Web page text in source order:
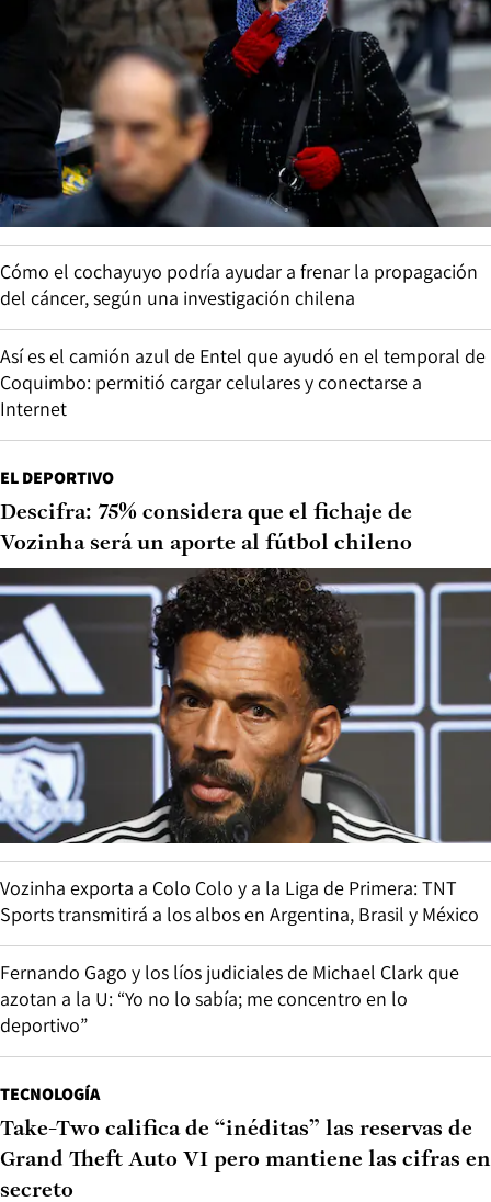
Cómo el cochayuyo podría ayudar a frenar la propagación
del cáncer, según una investigación chilena
Así es el camión azul de Entel que ayudó en el temporal de
Coquimbo: permitió cargar celulares y conectarse a
Internet
EL DEPORTIVO
Descifra: 75% considera que el fichaje de
Vozinha será un aporte al fútbol chileno
Vozinha exporta a Colo Colo y a la Liga de Primera: TNT
Sports transmitirá a los albos en Argentina, Brasil y México
Fernando Gago y los líos judiciales de Michael Clark que
azotan a la U: “Yo no lo sabía; me concentro en lo
deportivo”
TECNOLOGÍA
Take-Two califica de “inéditas” las reservas de
Grand Theft Auto VI pero mantiene las cifras en
secreto